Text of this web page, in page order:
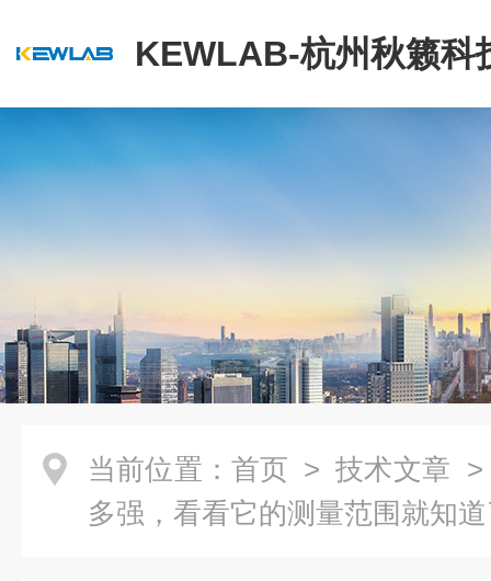
KEWLAB-杭州秋籁科
公司
当前位置： 首页 > 技术文章 >
多强，看看它的测量范围就知